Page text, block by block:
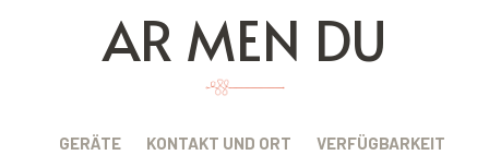
AR MEN DU
GERÄTE KONTAKT UND ORT VERFÜGBARKEIT